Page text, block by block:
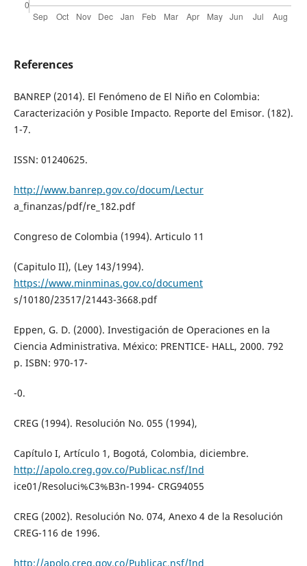
References
BANREP (2014). El Fenómeno de El Niño en Colombia:
Caracterización y Posible Impacto. Reporte del Emisor. (182).
1-7.
ISSN: 01240625.
http://www.banrep.gov.co/docum/Lectur
a_finanzas/pdf/re_182.pdf
Congreso de Colombia (1994). Articulo 11
(Capitulo II), (Ley 143/1994).
https://www.minminas.gov.co/document
s/10180/23517/21443-3668.pdf
Eppen, G. D. (2000). Investigación de Operaciones en la
Ciencia Administrativa. México: PRENTICE- HALL, 2000. 792
p. ISBN: 970-17-
-0.
CREG (1994). Resolución No. 055 (1994),
Capítulo I, Artículo 1, Bogotá, Colombia, diciembre.
http://apolo.creg.gov.co/Publicac.nsf/Ind
ice01/Resoluci%C3%B3n-1994- CRG94055
CREG (2002). Resolución No. 074, Anexo 4 de la Resolución
CREG-116 de 1996.
http://apolo.creg.gov.co/Publicac.nsf/Ind